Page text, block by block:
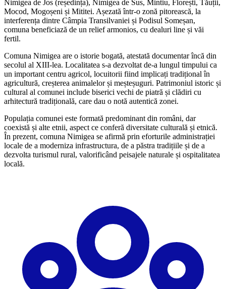
Nimigea de Jos (reședința), Nimigea de Sus, Mintiu, Florești, Tăuții,
Mocod, Mogoșeni și Mititei. Așezată într-o zonă pitorească, la
interferența dintre Câmpia Transilvaniei și Podisul Someșan,
comuna beneficiază de un relief armonios, cu dealuri line și văi
fertil.
Comuna Nimigea are o istorie bogată, atestată documentar încă din
secolul al XIII-lea. Localitatea s-a dezvoltat de-a lungul timpului ca
un important centru agricol, locuitorii fiind implicați tradițional în
agricultură, creșterea animalelor și meșteșuguri. Patrimoniul istoric și
cultural al comunei include biserici vechi de piatră și clădiri cu
arhitectură tradițională, care dau o notă autentică zonei.
Populația comunei este formată predominant din români, dar
coexistă și alte etnii, aspect ce conferă diversitate culturală și etnică.
În prezent, comuna Nimigea se afirmă prin eforturile administrației
locale de a moderniza infrastructura, de a păstra tradițiile și de a
dezvolta turismul rural, valorificând peisajele naturale și ospitalitatea
locală.